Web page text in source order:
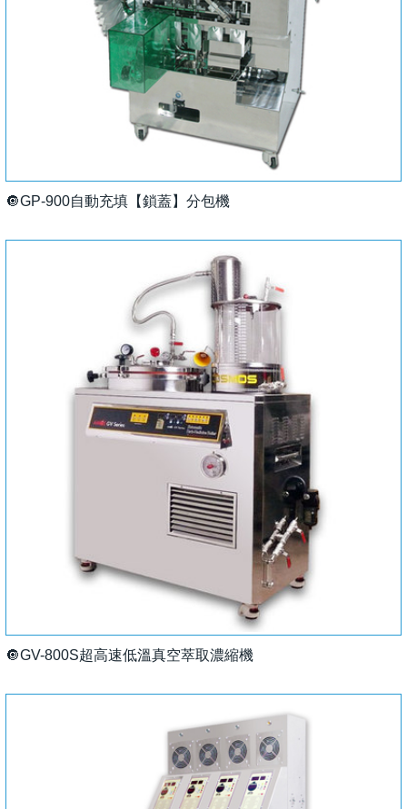
🔘GP-900自動充填【鎖蓋】分包機
🔘GV-800S超高速低溫真空萃取濃縮機